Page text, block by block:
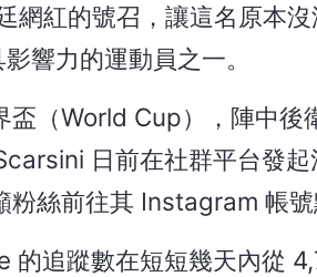
網紅的號召，讓這名原本
響力的運動員之一。
盃（World Cup），陣中
日前在社群平台發
絲前往其 Instagram 帳號
追蹤數在短短幾天內從